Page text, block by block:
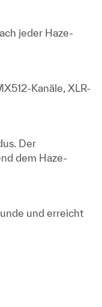
jeder Haze-
Kanäle, XLR-
Der
dem Haze-
und erreicht